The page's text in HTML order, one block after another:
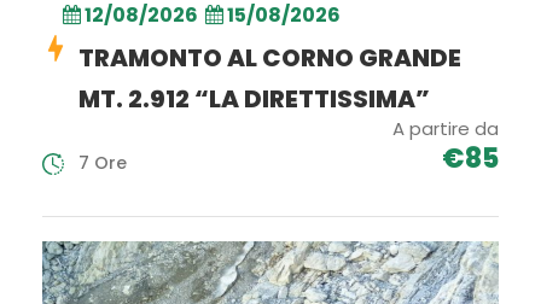
12/08/2026 15/08/2026
TRAMONTO AL CORNO GRANDE
MT. 2.912 “LA DIRETTISSIMA”
A partire da
€85
7 Ore